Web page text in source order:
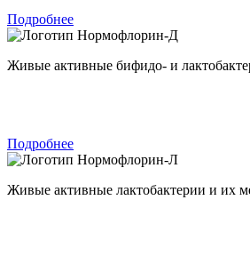
Подробнее
Нормофлорин-Д
Живые активные бифидо- и
Подробнее
Нормофлорин-Л
Живые активные лактобактерии и их